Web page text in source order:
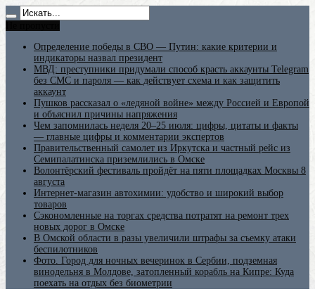
Определение победы в СВО — Путин: какие критерии и
индикаторы назвал президент
МВД: преступники придумали способ красть аккаунты Telegram
без СМС и пароля — как действует схема и как защитить
аккаунт
Пушков рассказал о «ледяной войне» между Россией и Европой
и объяснил причины напряжения
Чем запомнилась неделя 20–25 июля: цифры, цитаты и факты
— главные цифры и комментарии экспертов
Правительственный самолет из Иркутска и частный рейс из
Семипалатинска приземлились в Омске
Волонтёрский фестиваль пройдёт на пяти площадках Москвы 8
августа
Интернет-магазин автохимии: удобство и широкий выбор
товаров
Сэкономленные на торгах средства потратят на ремонт трех
новых дорог в Омске
В Омской области в разы увеличили штрафы за съемку атаки
беспилотников
Фото. Город для ночных вечеринок в Сербии, подземная
винодельня в Молдове, затопленный корабль на Кипре: Куда
поехать на отдых без биометрии